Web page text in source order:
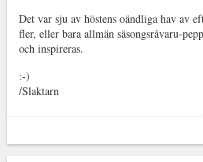
Det var sju av höstens oändliga hav av
fler, eller bara allmän säsongsråvaru-
och inspireras.
:-)
/Slaktarn